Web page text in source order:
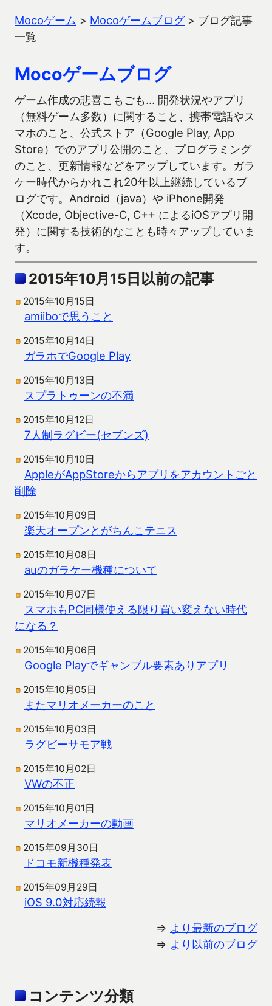
Mocoゲーム > Mocoゲームブログ> ブログ記事
一覧
Mocoゲームブログ
ゲーム作成の悲喜こもごも… 開発状況やアプリ
（無料ゲーム多数）に関すること、携帯電話やス
マホのこと、公式ストア（Google Play, App
Store）でのアプリ公開のこと、プログラミング
のこと、更新情報などをアップしています。ガラ
ケー時代からかれこれ20年以上継続しているブ
ログです。Android（java）や iPhone開発
（Xcode, Objective-C, C++ によるiOSアプリ開
発）に関する技術的なことも時々アップしていま
す。
2015年10月15日以前の記事
2015年10月15日
amiiboで思うこと
2015年10月14日
ガラホでGoogle Play
2015年10月13日
スプラトゥーンの不満
2015年10月12日
7人制ラグビー(セブンズ)
2015年10月10日
AppleがAppStoreからアプリをアカウントごと
削除
2015年10月09日
楽天オープンとがちんこテニス
2015年10月08日
auのガラケー機種について
2015年10月07日
スマホもPC同様使える限り買い変えない時代
になる？
2015年10月06日
Google Playでギャンブル要素ありアプリ
2015年10月05日
またマリオメーカーのこと
2015年10月03日
ラグビーサモア戦
2015年10月02日
VWの不正
2015年10月01日
マリオメーカーの動画
2015年09月30日
ドコモ新機種発表
2015年09月29日
iOS 9.0対応続報
⇒ より最新のブログ
⇒ より以前のブログ
コンテンツ分類